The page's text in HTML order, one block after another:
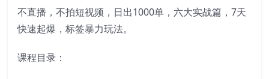
不直播，不拍短视频，日出1000单，六大实战篇，7天
快速起爆，标签暴力玩法。
课程目录：